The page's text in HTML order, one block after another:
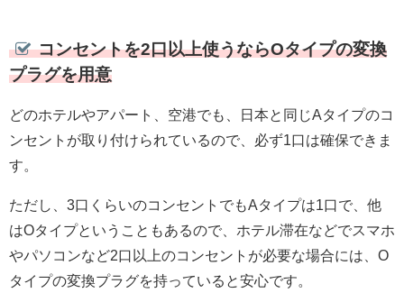
コンセントを2口以上使うならOタイプの変換
プラグを用意
どのホテルやアパート、空港でも、日本と同じAタイプのコ
ンセントが取り付けられているので、必ず1口は確保できま
す。
ただし、3口くらいのコンセントでもAタイプは1口で、他
はOタイプということもあるので、ホテル滞在などでスマホ
やパソコンなど2口以上のコンセントが必要な場合には、O
タイプの変換プラグを持っていると安心です。